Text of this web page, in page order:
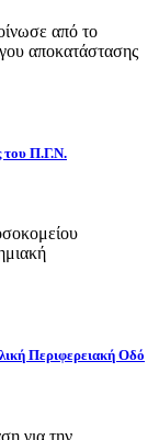
από το
αποκατάστασης
του Π.Γ.Ν.
Περιφερειακή Οδό
για την